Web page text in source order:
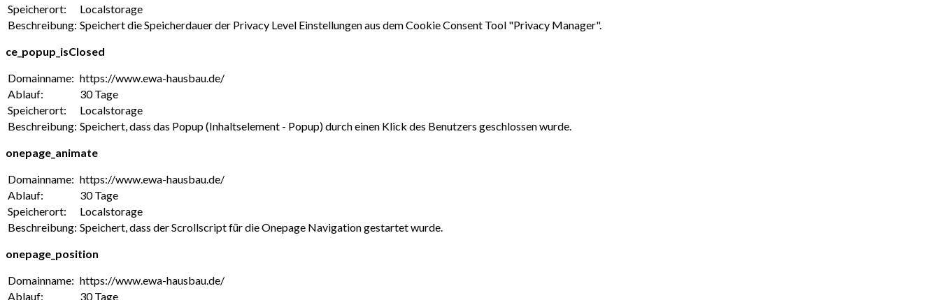
Speicherort:
Localstorage
Beschreibung: Speichert die Speicherdauer der Privacy Level Einstellungen aus dem Cookie Consent Tool "Privacy Manager".
ce_popup_isClosed
Domainname: https://www.ewa-hausbau.de/
Ablauf:
30 Tage
Speicherort:
Localstorage
Beschreibung: Speichert, dass das Popup (Inhaltselement - Popup) durch einen Klick des Benutzers geschlossen wurde.
onepage_animate
Domainname: https://www.ewa-hausbau.de/
Ablauf:
30 Tage
Speicherort:
Localstorage
Beschreibung: Speichert, dass der Scrollscript für die Onepage Navigation gestartet wurde.
onepage_position
Domainname: https://www.ewa-hausbau.de/
Ablauf:
30 Tage